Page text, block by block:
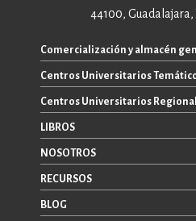
44100, Guadalajara,
Comercialización y almacén
+52 33 3640 6326
+52 33 3640 4595
ventas@editorial.udg.mx
WhatsApp: +52 33 1433 6869
Centros Universitarios
CUAAD
CUCEA
CUCBA
CUCEI
CUCSH
Centros Universitarios
CUALTOS
CUCHAPALA
CUCOSTA
CUCSUR
LIBROS
TODOS LOS LIBROS
E-BOOKS
CATÁLOGOS
NOSOTROS
SOBRE NOSOTROS
CONTACTO
RECURSOS
PROMOCIONALES
BLOG